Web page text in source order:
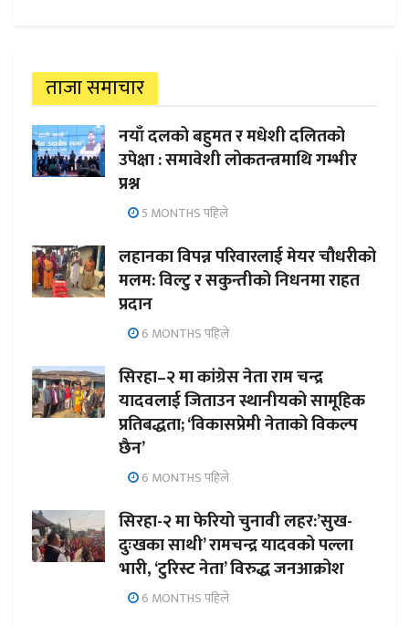
ताजा समाचार
नयाँ दलको बहुमत र मधेशी दलितको
उपेक्षा : समावेशी लोकतन्त्रमाथि गम्भीर
प्रश्न
5 MONTHS पहिले
लहानका विपन्न परिवारलाई मेयर चौधरीको
मलम: विल्टु र सकुन्तीको निधनमा राहत
प्रदान
6 MONTHS पहिले
सिरहा–२ मा कांग्रेस नेता राम चन्द्र
यादवलाई जिताउन स्थानीयको सामूहिक
प्रतिबद्धता; ‘विकासप्रेमी नेताको विकल्प
छैन’
6 MONTHS पहिले
सिरहा-२ मा फेरियो चुनावी लहर:’सुख-
दुःखका साथी’ रामचन्द्र यादवको पल्ला
भारी, ‘टुरिस्ट नेता’ विरुद्ध जनआक्रोश
6 MONTHS पहिले